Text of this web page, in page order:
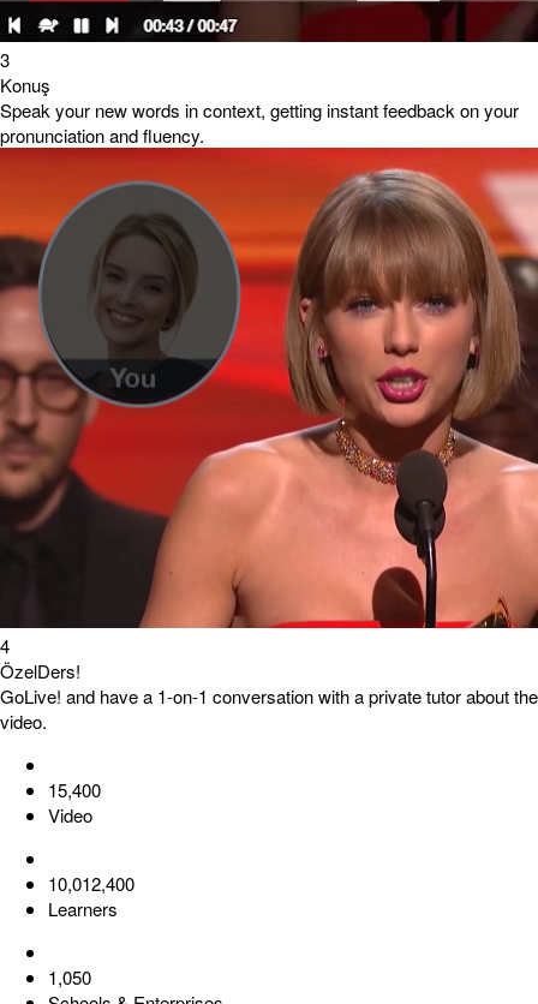
3
Konuş
Speak your new words in context, getting instant feedback on your
pronunciation and fluency.
4
ÖzelDers!
GoLive! and have a 1-on-1 conversation with a private tutor about the
video.
15,400
Video
10,012,400
Learners
1,050